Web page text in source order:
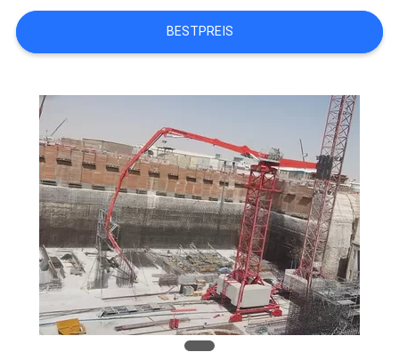
SIE
EIN
SITEMAP
PRIVACY
POLICY
BESTPREIS